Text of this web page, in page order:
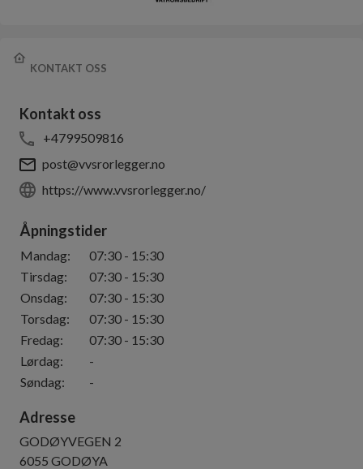
KONTAKT OSS
Kontakt oss
+4799509816
post@vvsrorlegger.no
https://www.vvsrorlegger.no/
Åpningstider
Mandag: 07:30 - 15:30
Tirsdag: 07:30 - 15:30
Onsdag: 07:30 - 15:30
Torsdag: 07:30 - 15:30
Fredag: 07:30 - 15:30
Lørdag:
-
Søndag: -
Adresse
GODØYVEGEN 2
6055 GODØYA